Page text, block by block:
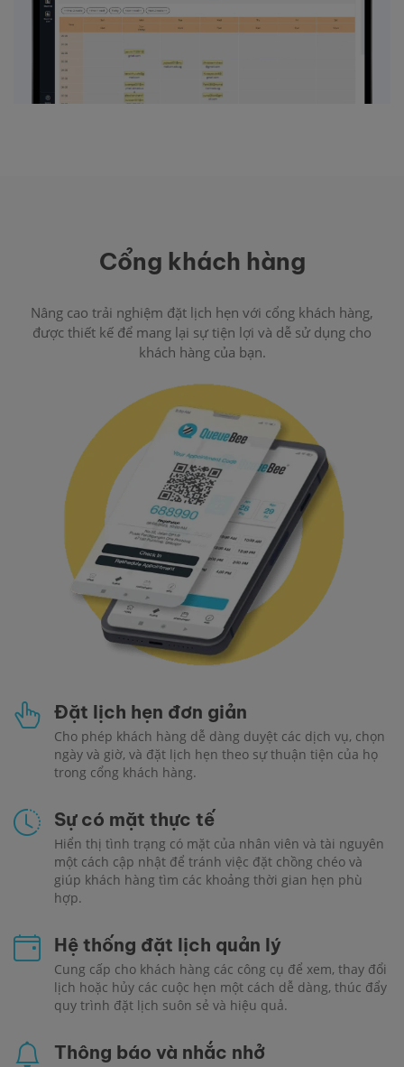
Cổng khách hàng
Nâng cao trải nghiệm đặt lịch hẹn với cổng khách hàng,
được thiết kế để mang lại sự tiện lợi và dễ sử dụng cho
khách hàng của bạn.
Đặt lịch hẹn đơn giản
Cho phép khách hàng dễ dàng duyệt các dịch vụ, chọn
ngày và giờ, và đặt lịch hẹn theo sự thuận tiện của họ
trong cổng khách hàng.
Sự có mặt thực tế
Hiển thị tình trạng có mặt của nhân viên và tài nguyên
một cách cập nhật để tránh việc đặt chồng chéo và
giúp khách hàng tìm các khoảng thời gian hẹn phù
hợp.
Hệ thống đặt lịch quản lý
Cung cấp cho khách hàng các công cụ để xem, thay đổi
lịch hoặc hủy các cuộc hẹn một cách dễ dàng, thúc đẩy
quy trình đặt lịch suôn sẻ và hiệu quả.
Thông báo và nhắc nhở